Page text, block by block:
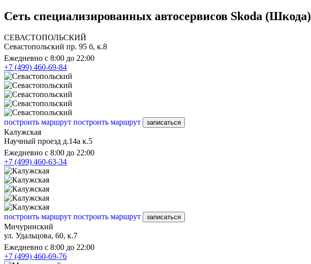
Сеть специализированных автосервисов Skoda (Шкода)
СЕВАСТОПОЛЬСКИЙ
Севастопольский пр. 95 б, к.8
Ежедневно с 8:00 до 22:00
+7 (499) 460-69-84
построить маршрут построить маршрут записаться
Калужская
Научный проезд д.14а к.5
Ежедневно с 8:00 до 22:00
+7 (499) 460-63-34
построить маршрут построить маршрут записаться
Мичуринский
ул. Удальцова, 60, к.7
Ежедневно с 8:00 до 22:00
+7 (499) 460-69-76